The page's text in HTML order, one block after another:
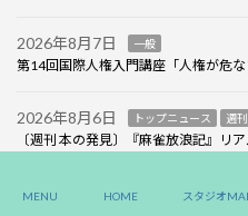
2026年8月7日 一般
第14回国際人権入門講座「人権が危な
2026年8月6日 トップニュース 週
〔週刊 本の発見〕『麻雀放浪記』リ
MENU HOME スタジオ